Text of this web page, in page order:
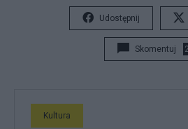
Udostępnij
Skomentuj
Kultura